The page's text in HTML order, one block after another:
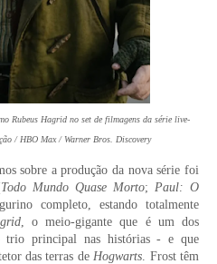
Rubeus Hagrid no set de filmagens da série live-
/ HBO Max / Warner Bros. Discovery
sobre a produção da nova série foi
Todo Mundo Quase Morto;Paul: O
completo, estando totalmente
, o meio-gigante que é um dos
trio principal nas histórias - e que
das terras deHogwarts. Frost têm